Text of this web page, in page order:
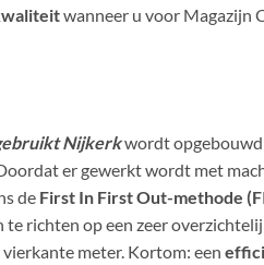
wanneer u voor Magazijn
Nijkerkwordt opgebouwd
er gewerkt wordt met
de First In First Out-methode
richten op een zeer
meter. Kortom: een